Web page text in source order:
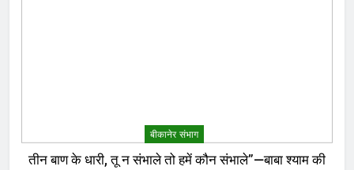
बीकानेर संभाग
तीन बाण के धारी, तू न संभाले तो हमें कौन संभाले”—बाबा श्याम की